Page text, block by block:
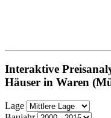
Interaktive
Häuser in Waren
Lage